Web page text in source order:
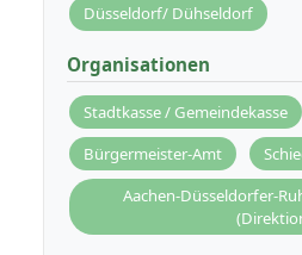
Düsseldorf/ Dühseldorf
Organisationen
Stadtkasse / Gemeindekasse
Bürgermeister-Amt
Aachen-Düsseldorfer-